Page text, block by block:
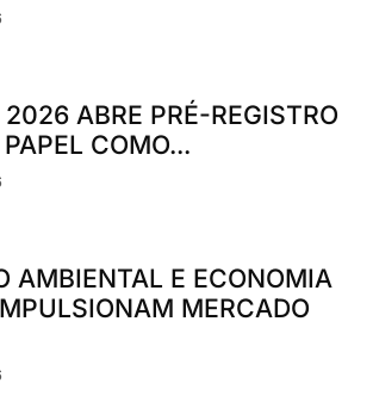
ABRE PRÉ-REGISTRO
COMO...
AMBIENTAL E ECONOMIA
MERCADO